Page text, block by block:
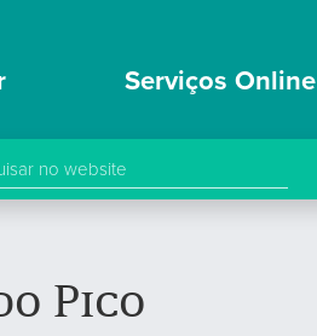
Serviços Online
Pico